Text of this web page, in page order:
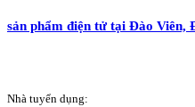
sản phẩm điện tử tại Đào Viên,
Nhà tuyển dụng: